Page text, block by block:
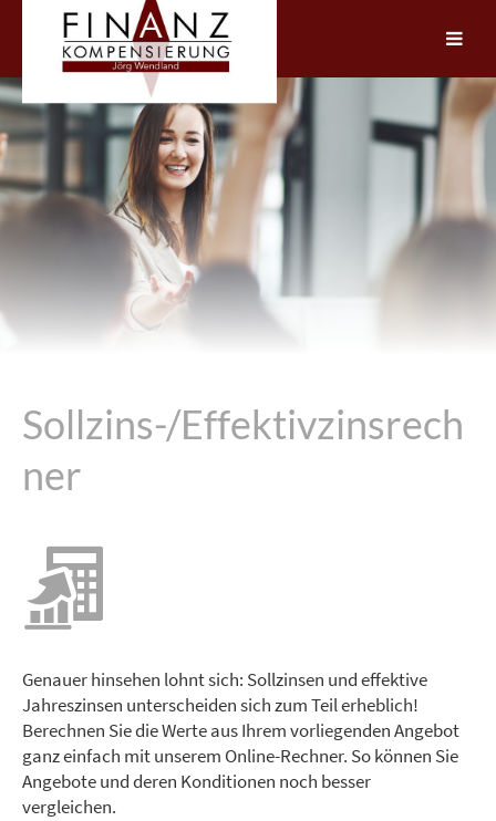
Sollzins-/Effektivzinsrech
ner
Genauer hinsehen lohnt sich: Sollzinsen und effektive
Jahreszinsen unterscheiden sich zum Teil erheblich!
Berechnen Sie die Werte aus Ihrem vorliegenden Angebot
ganz einfach mit unserem Online-Rechner. So können Sie
Angebote und deren Konditionen noch besser
vergleichen.